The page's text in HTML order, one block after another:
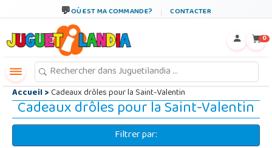
OÙ EST MA COMMANDE? CONTACTER
0
Accueil>Cadeaux drôles pour la Saint-Valentin
Cadeaux drôles pour la Saint-Valentin
Filtrer par: